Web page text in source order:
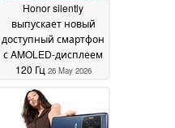
Honor silently
выпускает новый
доступный смартфон
с AMOLED-дисплеем
120 Гц 26 May 2026